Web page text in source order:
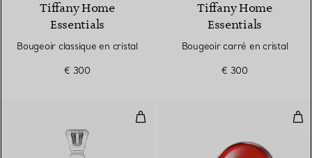
Tiffany Home
Essentials
Bougeoir classique en cristal
€ 300
Tiffany Home
Essentials
Bougeoir carré en cristal
€ 300
Bougeoir carré en cristal